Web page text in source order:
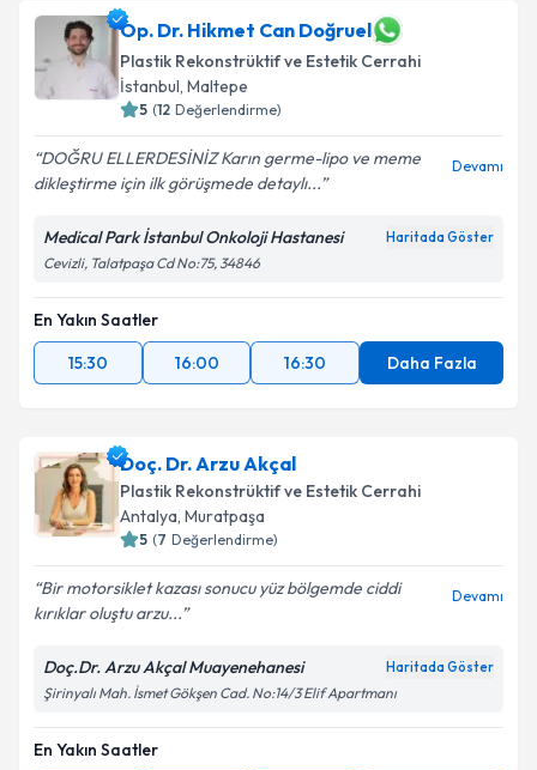
Op. Dr. Hikmet Can Doğruel
Plastik Rekonstrüktif ve Estetik Cerrahi
İstanbul, Maltepe
5 (12 Değerlendirme)
DOĞRU ELLERDESİNİZ Karın germe-lipo ve meme
dikleştirme için ilk görüşmede detaylı...
Devamı
Medical Park İstanbul Onkoloji Hastanesi Haritada Göster
Cevizli, Talatpaşa Cd No:75, 34846
En Yakın Saatler
15:30
16:00 16:30 Daha Fazla
Doç. Dr. Arzu Akçal
Plastik Rekonstrüktif ve Estetik Cerrahi
Antalya, Muratpaşa
5 (7 Değerlendirme)
Bir motorsiklet kazası sonucu yüz bölgemde ciddi
kırıklar oluştu arzu...
Devamı
Doç.Dr. Arzu Akçal Muayenehanesi Haritada Göster
Şirinyalı Mah. İsmet Gökşen Cad. No:14/3 Elif Apartmanı
En Yakın Saatler